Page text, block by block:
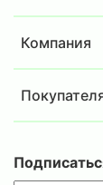
Компания